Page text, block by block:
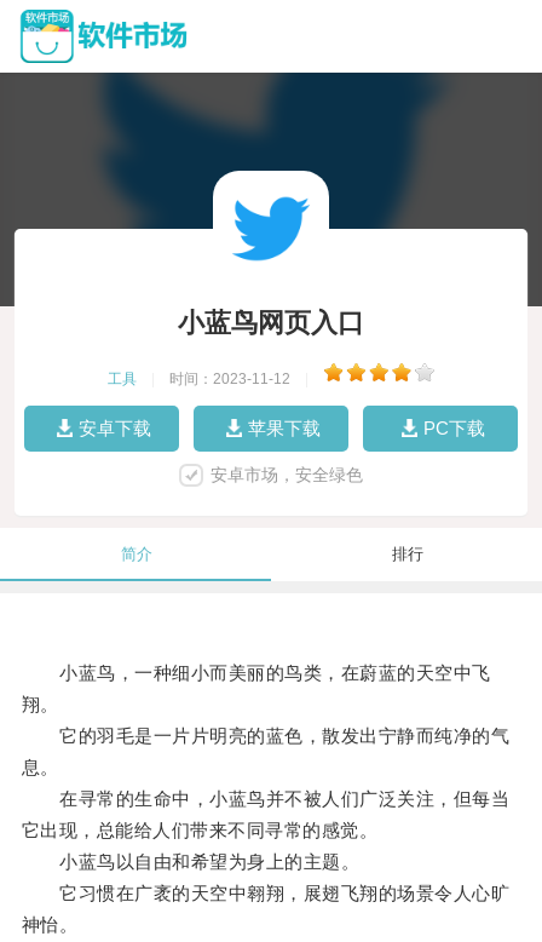
小蓝鸟网页入口
工具 时间：2023-11-12
安卓下载 苹果下载 PC下载
安卓市场，安全绿色
简介 排行
小蓝鸟，一种细小而美丽的鸟类，在蔚蓝的天空中飞
翔。
它的羽毛是一片片明亮的蓝色，散发出宁静而纯净的气
息。
在寻常的生命中，小蓝鸟并不被人们广泛关注，但每当
它出现，总能给人们带来不同寻常的感觉。
小蓝鸟以自由和希望为身上的主题。
它习惯在广袤的天空中翱翔，展翅飞翔的场景令人心旷
神怡。